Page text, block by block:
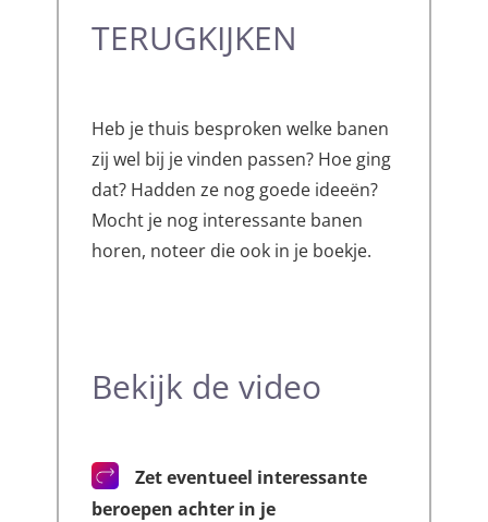
TERUGKIJKEN
Heb je thuis besproken welke banen
zij wel bij je vinden passen? Hoe ging
dat? Hadden ze nog goede ideeën?
Mocht je nog interessante banen
horen, noteer die ook in je boekje.
Bekijk de video
Zet eventueel interessante
beroepen achter in je